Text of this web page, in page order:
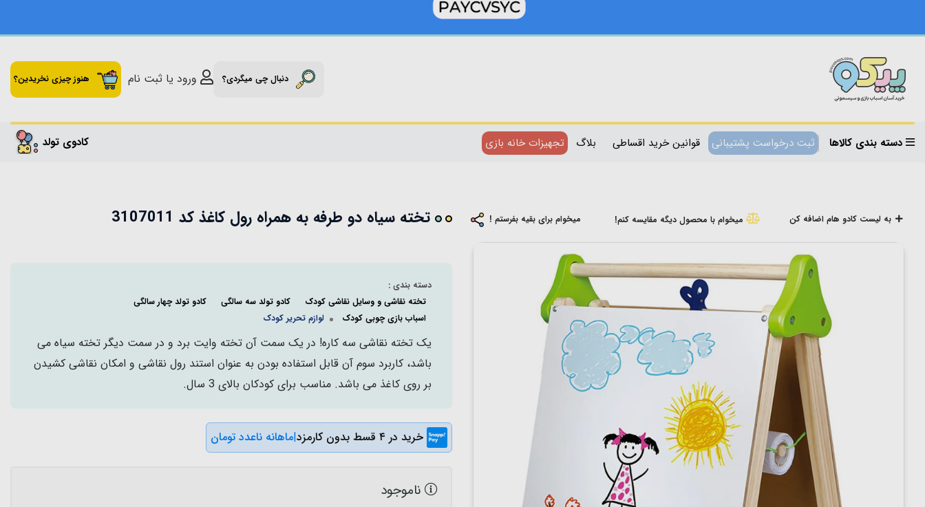
دنبال چی میگردی؟ ورود یا ثبت نام هنوز چیزی نخریدین؟
دسته بندی کالاها ثبت درخواست پشتیبانی قوانین خرید اقساطی بلاگ تجهیزات خانه بازی کادوی تولد
به لیست کادو هام اضافه کن میخوام با محصول دیگه مقایسه کنم! میخوام برای بقیه بفرستم ! تخته سیاه دو طرفه به همراه رول کاغذ کد 3107011
دسته بندی :
تخته نقاشی و وسایل نقاشی کودک
کادو تولد سه سالگی
کادو تولد چهار سالگی
اسباب بازی چوبی کودک
لوازم تحریر کودک
یک تخته نقاشی سه کاره! در یک سمت آن تخته وایت برد و در سمت دیگر تخته سیاه می
باشد، کاربرد سوم آن قابل استفاده بودن به عنوان استند رول نقاشی و امکان نقاشی کشیدن
بر روی کاغذ می باشد. مناسب برای کودکان بالای 3 سال.
خرید در ۴ قسط بدون کارمزد |ماهانه ناعدد تومان
ناموجود